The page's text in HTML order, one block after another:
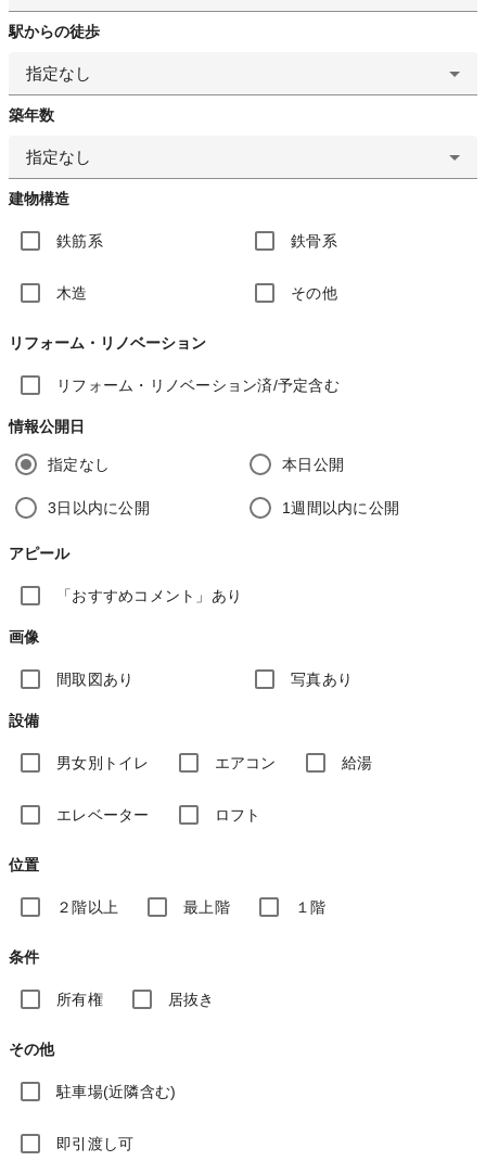
駅からの徒歩
指定なし
築年数
指定なし
建物構造
鉄筋系 鉄骨系
木造 その他
リフォーム・リノベーション
リフォーム・リノベーション済/予定含む
情報公開日
指定なし 本日公開
3日以内に公開 1週間以内に公開
アピール
「おすすめコメント」あり
画像
間取図あり 写真あり
設備
男女別トイレ エアコン 給湯
エレベーター ロフト
位置
２階以上 最上階 １階
条件
所有権 居抜き
その他
駐車場(近隣含む)
即引渡し可